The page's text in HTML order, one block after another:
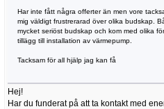
Har inte fått några offerter än men vore
mig väldigt frustrerarad över olika budskap.
mycket seriöst budskap och kom med olika
tillägg till installation av värmepump.
Tacksam för all hjälp jag kan få
Hej!
Har du funderat på att ta kontakt med